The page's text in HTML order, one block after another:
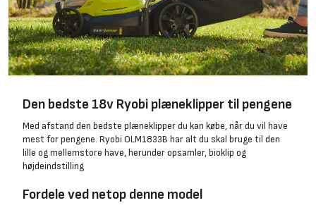
Den bedste 18v Ryobi plæneklipper til pengene
Med afstand den bedste plæneklipper du kan købe, når du vil have
mest for pengene. Ryobi OLM1833B har alt du skal bruge til den
lille og mellemstore have, herunder opsamler, bioklip og
højdeindstilling
Fordele ved netop denne model